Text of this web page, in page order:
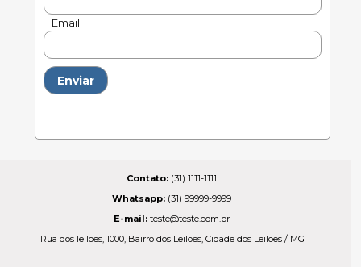
Contato:(31) 1111-1111
Whatsapp: (31) 99999-9999
E-mail: teste@teste.com.br
Rua dos leilões, 1000, Bairro dos Leilões, Cidade dos Leilões / MG